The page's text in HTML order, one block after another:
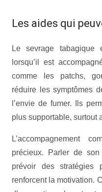
Les aides qui
Le sevrage tabagique
lorsqu’il est
comme les patchs,
réduire les symptômes
l’envie de fumer. Ils
plus supportable, surtout
L’accompagnement
précieux. Parler de
prévoir des stratégies
renforcent la motivation.